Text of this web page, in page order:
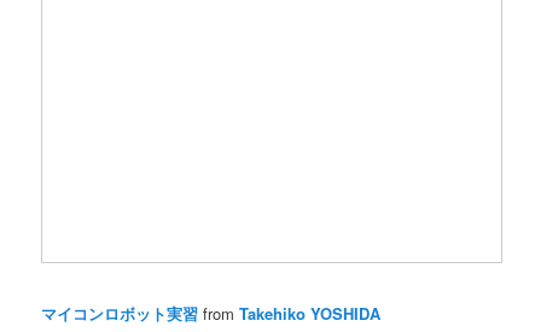
マイコンロボット実習 fromTakehiko YOSHIDA